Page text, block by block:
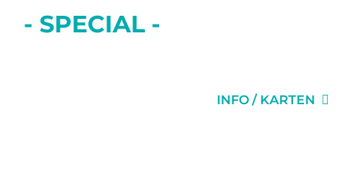
- SPECIAL -
INFO / KARTEN